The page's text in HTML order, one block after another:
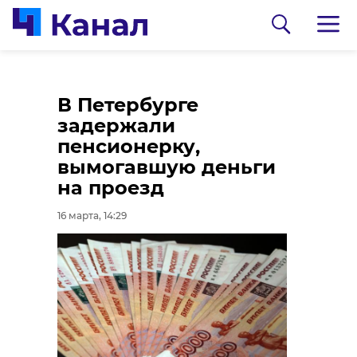
В Петербурге
задержали
пенсионерку,
вымогавшую деньги
на проезд
16 марта, 14:29
В зоне СВО погиб
старший лейтенант
из Сланцев Михаил
Гончаров
16 марта, 13:36
Ветеран СВО Павел
Ксенофонтов
готовится к работе в